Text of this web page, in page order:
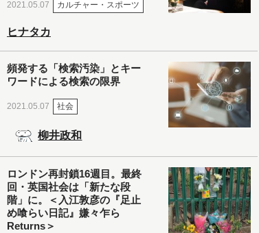
2021.05.07 カルチャー・スポーツ
ヒナタカ
頻発する「検索汚染」とキー
ワードによる検索の限界
2021.05.07 社会
柳井政和
ロンドン再封鎖16週目。最終
回・英国社会は「新たな段
階」に。＜入江敦彦の『足止
め喰らい日記』嫌々乍ら
Returns＞